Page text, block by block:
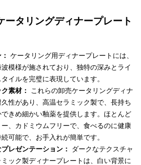
ータリングディナープレート
ケータリング用ディナープレートには、
模様が施されており、独特の深みとライ
イルを完璧に表現しています。
素材：
これらの卸売ケータリングディナ
性があり、高温セラミック製で、長持ち
きめ細かい釉薬を提供します。ほとんど
、カドミウムフリーで、食べるのに健康
可能で、お手入れが簡単です。
レゼンテーション：
ダークなテクスチャ
ック製ディナープレートは、白い背景に